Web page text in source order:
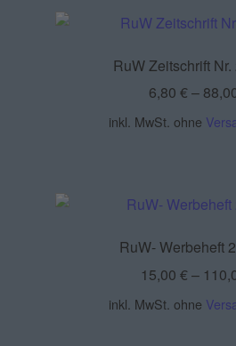
RuW Zeitschrift
6,80 €–
inkl. MwSt. ohne
RuW- Werbeheft
15,00 €–
inkl. MwSt. ohne